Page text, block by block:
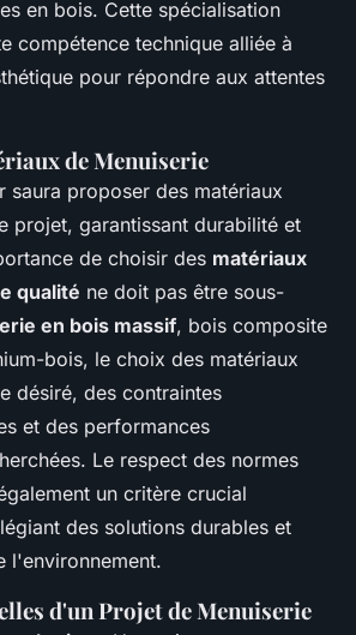
en bois. Cette spécialisation
compétence technique alliée à
pour répondre aux attentes
de Menuiserie
saura proposer des matériaux
projet, garantissant durabilité et
de choisir des matériaux
qualité ne doit pas être sous-
en bois massif, bois composite
bois, le choix des matériaux
désiré, des contraintes
et des performances
Le respect des normes
un critère crucial
des solutions durables et
l'environnement.
d'un Projet de Menuiserie